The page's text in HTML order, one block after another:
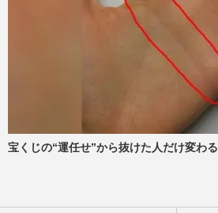
宝くじの“運任せ”から抜けた人だけ変わる